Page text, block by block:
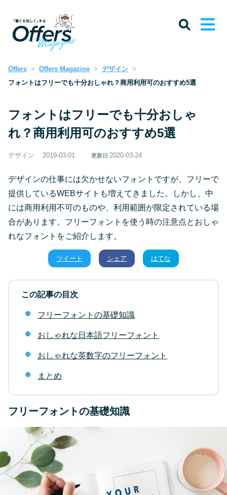
Offers Offers Magazine
デザイン
フォントはフリーでも十分おしゃれ？商用利用可のおすすめ5選
フォントはフリーでも十分おしゃ
れ？商用利用可のおすすめ5選
デザイン 2019-03-01 更新日 2020-03-24
デザインの仕事には欠かせないフォントですが、フリーで
提供しているWEBサイトも増えてきました。しかし、中
には商用利用不可のものや、利用範囲が限定されている場
合があります。フリーフォントを使う時の注意点とおしゃ
れなフォントをご紹介します。
ツイート シェア はてな
この記事の目次
フリーフォントの基礎知識
おしゃれな日本語フリーフォント
おしゃれな英数字のフリーフォント
まとめ
フリーフォントの基礎知識